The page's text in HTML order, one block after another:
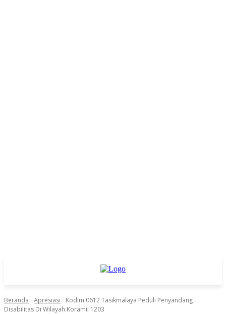
Beranda Apresiasi
Kodim 0612 Tasikmalaya Peduli Penyandang
Disabilitas Di Wilayah Koramil 1203